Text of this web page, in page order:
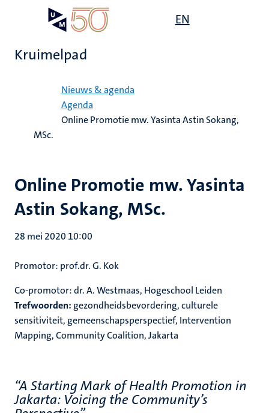
EN
Kruimelpad
Nieuws & agenda
Agenda
Online Promotie mw. Yasinta Astin Sokang,
MSc.
Online Promotie mw. Yasinta
Astin Sokang, MSc.
28 mei 2020 10:00
Promotor: prof.dr. G. Kok
Co-promotor: dr. A. Westmaas, Hogeschool Leiden
Trefwoorden: gezondheidsbevordering, culturele
sensitiviteit, gemeenschapsperspectief, Intervention
Mapping, Community Coalition, Jakarta
“A Starting Mark of Health Promotion in
Jakarta: Voicing the Community’s